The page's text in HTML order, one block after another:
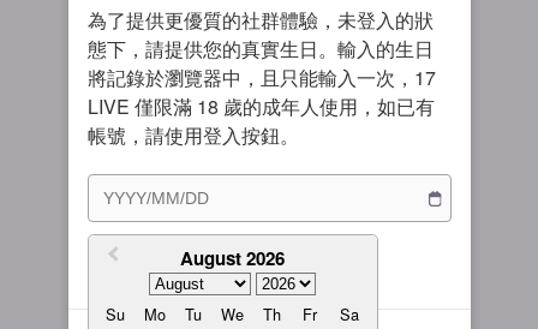
電玩遊戲
大神推薦
男主播
女主播
我的訂閱
繁體中文
繁體中文-香港
日本語
為了提供更優質的社群體驗，未登入的狀
態下，請提供您的真實生日。輸入的生日
將記錄於瀏覽器中，且只能輸入一次，17
LIVE 僅限滿 18 歲的成年人使用，如已有
帳號，請使用登入按鈕。
August 2026
Su Mo Tu We Th Fr Sa
我同意 服務條款與隱私權政策